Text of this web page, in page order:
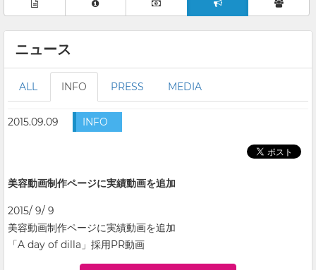
ニュース
ALL INFO PRESS MEDIA
2015.09.09 INFO
美容動画制作ページに実績動画を追加
2015/ 9/ 9
美容動画制作ページに実績動画を追加
「A day of dilla」採用PR動画